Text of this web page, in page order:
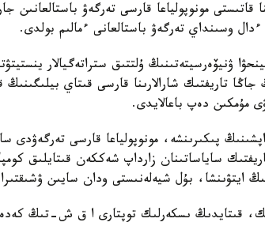
وسىنداي تەرگەۋ باستالعانى ءمالىم بولدى.
ۋنيۆەرسيتەتىنىڭ ۇلتتىق ستراتەگيالار
جاڭا تاريفتىك شارالارىنا قارسى قىتاي بيلىگىنىڭ
مۇمكىن دەپ باعالايدى.
پىكىرىنشە، مونوپولياعا قارسى تەرگەۋدى
ساياساتىنان زارداپ شەككەن قىتايلىق
ايتۋىنشا، بۇل شيەلەنىستى ودان سايىن
قىتايدىڭ ىسكەرلىك توپتارى ا ق ش-تىڭ